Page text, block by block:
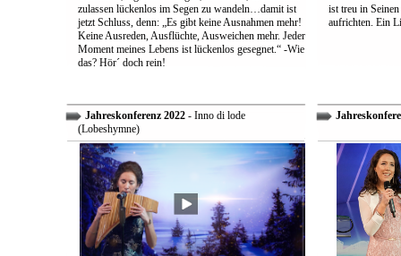
zulassen lückenlos im Segen zu wandeln…damit ist
jetzt Schluss, denn: „Es gibt keine Ausnahmen mehr!
Keine Ausreden, Ausflüchte, Ausweichen mehr. Jeder
Moment meines Lebens ist lückenlos gesegnet.“ -Wie
das? Hör´ doch rein!
ist treu in
aufrichten. Ein
Jahreskonferenz 2022- Inno di lode
(Lobeshymne)